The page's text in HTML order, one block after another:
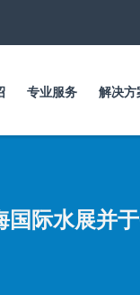
到
要
内
专业服务 解决方
际水展并